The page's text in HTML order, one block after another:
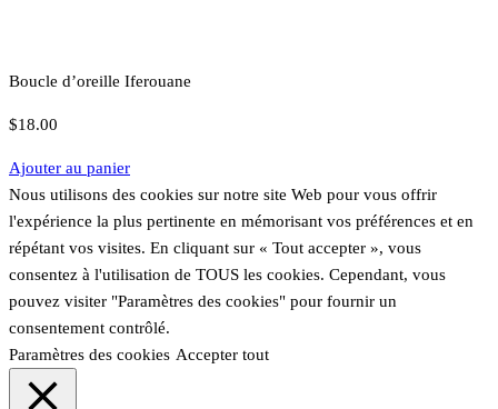
Boucle d’oreille Iferouane
$18.00
Ajouter au panier
Nous utilisons des cookies sur notre site Web pour vous offrir
l'expérience la plus pertinente en mémorisant vos préférences et en
répétant vos visites. En cliquant sur « Tout accepter », vous
consentez à l'utilisation de TOUS les cookies. Cependant, vous
pouvez visiter "Paramètres des cookies" pour fournir un
consentement contrôlé.
Paramètres des cookies Accepter tout